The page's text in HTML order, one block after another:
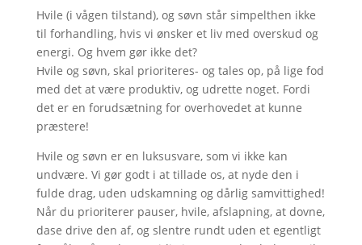
Hvile (i vågen tilstand), og søvn står simpelthen ikke
til forhandling, hvis vi ønsker et liv med overskud og
energi. Og hvem gør ikke det?
Hvile og søvn, skal prioriteres- og tales op, på lige fod
med det at være produktiv, og udrette noget. Fordi
det er en forudsætning for overhovedet at kunne
præstere!
Hvile og søvn er en luksusvare, som vi ikke kan
undvære. Vi gør godt i at tillade os, at nyde den i
fulde drag, uden udskamning og dårlig samvittighed!
Når du prioriterer pauser, hvile, afslapning, at dovne,
dase drive den af, og slentre rundt uden et egentligt